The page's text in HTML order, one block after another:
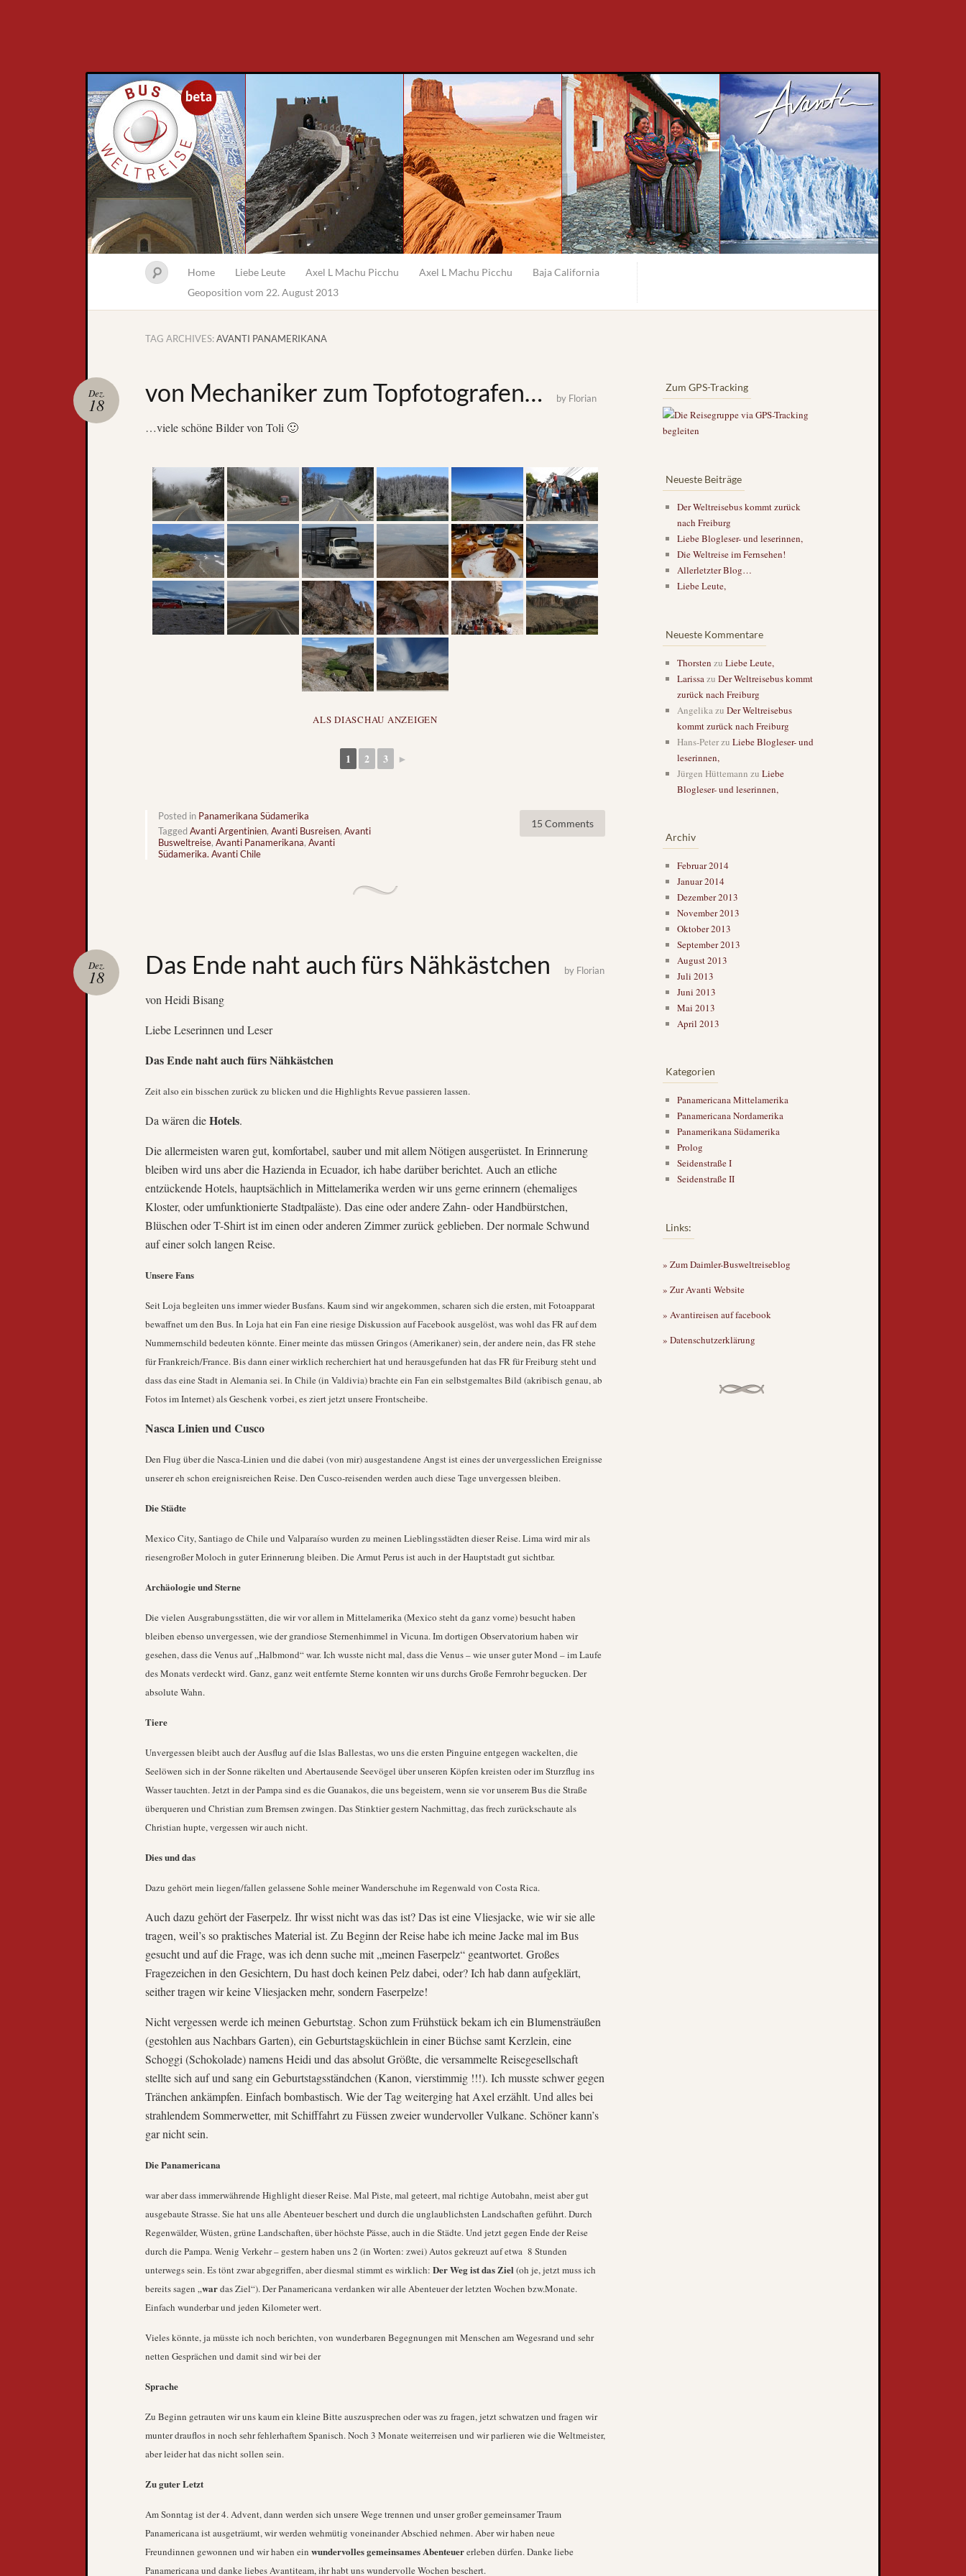
Home Liebe Leute Axel L Machu Picchu Axel L Machu Picchu
Baja California
Geoposition vom 22. August 2013
TAG ARCHIVES:AVANTI PANAMERIKANA
von Mechaniker zum Topfotografen…
Dez.
18 by Florian
…viele schöne Bilder von Toli 🙂
ALS DIASCHAU ANZEIGEN
1 2 3 ►
15 Comments
Posted in Panamerikana Südamerika
TaggedAvanti Argentinien, Avanti Busreisen, Avanti
Busweltreise, Avanti Panamerikana, Avanti
Südamerika. Avanti Chile
Das Ende naht auch fürs Nähkästchen
Dez.
18 by Florian
von Heidi Bisang
Liebe Leserinnen und Leser
Das Ende naht auch fürs Nähkästchen
Zeit also ein bisschen zurück zu blicken und die Highlights Revue passieren lassen.
Da wären dieHotels.
Die allermeisten waren gut, komfortabel, sauber und mit allem Nötigen ausgerüstet. In Erinnerung
bleiben wird uns aber die Hazienda in Ecuador, ich habe darüber berichtet. Auch an etliche
entzückende Hotels, hauptsächlich in Mittelamerika werden wir uns gerne erinnern (ehemaliges
Kloster, oder umfunktionierte Stadtpaläste). Das eine oder andere Zahn- oder Handbürstchen,
Blüschen oder T-Shirt ist im einen oder anderen Zimmer zurück geblieben. Der normale Schwund
auf einer solch langen Reise.
Unsere Fans
Seit Loja begleiten uns immer wieder Busfans. Kaum sind wir angekommen, scharen sich die ersten, mit Fotoapparat
bewaffnet um den Bus. In Loja hat ein Fan eine riesige Diskussion auf Facebook ausgelöst, was wohl das FR auf dem
Nummernschild bedeuten könnte. Einer meinte das müssen Gringos (Amerikaner) sein, der andere nein, das FR stehe
für Frankreich/France. Bis dann einer wirklich recherchiert hat und herausgefunden hat das FR für Freiburg steht und
dass das eine Stadt in Alemania sei. In Chile (in Valdivia) brachte ein Fan ein selbstgemaltes Bild (akribisch genau, ab
Fotos im Internet) als Geschenk vorbei, es ziert jetzt unsere Frontscheibe.
Nasca Linien und Cusco
Den Flug über die Nasca-Linien und die dabei (von mir) ausgestandene Angst ist eines der unvergesslichen Ereignisse
unserer eh schon ereignisreichen Reise. Den Cusco-reisenden werden auch diese Tage unvergessen bleiben.
Die Städte
Mexico City, Santiago de Chile und Valparaíso wurden zu meinen Lieblingsstädten dieser Reise. Lima wird mir als
riesengroßer Moloch in guter Erinnerung bleiben. Die Armut Perus ist auch in der Hauptstadt gut sichtbar.
Archäologie und Sterne
Die vielen Ausgrabungsstätten, die wir vor allem in Mittelamerika (Mexico steht da ganz vorne) besucht haben
bleiben ebenso unvergessen, wie der grandiose Sternenhimmel in Vicuna. Im dortigen Observatorium haben wir
gesehen, dass die Venus auf „Halbmond“ war. Ich wusste nicht mal, dass die Venus – wie unser guter Mond – im Laufe
des Monats verdeckt wird. Ganz, ganz weit entfernte Sterne konnten wir uns durchs Große Fernrohr begucken. Der
absolute Wahn.
Tiere
Unvergessen bleibt auch der Ausflug auf die Islas Ballestas, wo uns die ersten Pinguine entgegen wackelten, die
Seelöwen sich in der Sonne räkelten und Abertausende Seevögel über unseren Köpfen kreisten oder im Sturzflug ins
Wasser tauchten. Jetzt in der Pampa sind es die Guanakos, die uns begeistern, wenn sie vor unserem Bus die Straße
überqueren und Christian zum Bremsen zwingen. Das Stinktier gestern Nachmittag, das frech zurückschaute als
Christian hupte, vergessen wir auch nicht.
Dies und das
Dazu gehört mein liegen/fallen gelassene Sohle meiner Wanderschuhe im Regenwald von Costa Rica.
Auch dazu gehört der Faserpelz. Ihr wisst nicht was das ist? Das ist eine Vliesjacke, wie wir sie alle
tragen, weil’s so praktisches Material ist. Zu Beginn der Reise habe ich meine Jacke mal im Bus
gesucht und auf die Frage, was ich denn suche mit „meinen Faserpelz“ geantwortet. Großes
Fragezeichen in den Gesichtern, Du hast doch keinen Pelz dabei, oder? Ich hab dann aufgeklärt,
seither tragen wir keine Vliesjacken mehr, sondern Faserpelze!
Nicht vergessen werde ich meinen Geburtstag. Schon zum Frühstück bekam ich ein Blumensträußen
(gestohlen aus Nachbars Garten), ein Geburtstagsküchlein in einer Büchse samt Kerzlein, eine
Schoggi (Schokolade) namens Heidi und das absolut Größte, die versammelte Reisegesellschaft
stellte sich auf und sang ein Geburtstagsständchen (Kanon, vierstimmig !!!). Ich musste schwer gegen
Tränchen ankämpfen. Einfach bombastisch. Wie der Tag weiterging hat Axel erzählt. Und alles bei
strahlendem Sommerwetter, mit Schifffahrt zu Füssen zweier wundervoller Vulkane. Schöner kann’s
gar nicht sein.
Die Panamericana
war aber dass immerwährende Highlight dieser Reise. Mal Piste, mal geteert, mal richtige Autobahn, meist aber gut
ausgebaute Strasse. Sie hat uns alle Abenteuer beschert und durch die unglaublichsten Landschaften geführt. Durch
Regenwälder, Wüsten, grüne Landschaften, über höchste Pässe, auch in die Städte. Und jetzt gegen Ende der Reise
durch die Pampa. Wenig Verkehr – gestern haben uns 2 (in Worten: zwei) Autos gekreuzt auf etwa 8 Stunden
unterwegs sein. Es tönt zwar abgegriffen, aber diesmal stimmt es wirklich: Der Weg ist das Ziel (oh je, jetzt muss ich
bereits sagen „wardas Ziel“). Der Panamericana verdanken wir alle Abenteuer der letzten Wochen bzw.Monate.
Einfach wunderbar und jeden Kilometer wert.
Vieles könnte, ja müsste ich noch berichten, von wunderbaren Begegnungen mit Menschen am Wegesrand und sehr
netten Gesprächen und damit sind wir bei der
Sprache
Zu Beginn getrauten wir uns kaum ein kleine Bitte auszusprechen oder was zu fragen, jetzt schwatzen und fragen wir
munter drauflos in noch sehr fehlerhaftem Spanisch. Noch 3 Monate weiterreisen und wir parlieren wie die Weltmeister,
aber leider hat das nicht sollen sein.
Zu guter Letzt
Am Sonntag ist der 4. Advent, dann werden sich unsere Wege trennen und unser großer gemeinsamer Traum
Panamericana ist ausgeträumt, wir werden wehmütig voneinander Abschied nehmen. Aber wir haben neue
Freundinnen gewonnen und wir haben ein wundervolles gemeinsames Abenteuererleben dürfen. Danke liebe
Panamericana und danke liebes Avantiteam, ihr habt uns wundervolle Wochen beschert.
Zum GPS-Tracking
Neueste Beiträge
Der Weltreisebus kommt zurück
nach Freiburg
Liebe Blogleser- und leserinnen,
Die Weltreise im Fernsehen!
Allerletzter Blog…
Liebe Leute,
Neueste Kommentare
Thorsten zu Liebe Leute,
Larissazu Der Weltreisebus kommt
zurück nach Freiburg
Angelikazu Der Weltreisebus
kommt zurück nach Freiburg
Hans-Peterzu Liebe Blogleser- und
leserinnen,
Jürgen Hüttemann zu Liebe
Blogleser- und leserinnen,
Archiv
Februar 2014
Januar 2014
Dezember 2013
November 2013
Oktober 2013
September 2013
August 2013
Juli 2013
Juni 2013
Mai 2013
April 2013
Kategorien
Panamericana Mittelamerika
Panamericana Nordamerika
Panamerikana Südamerika
Prolog
Seidenstraße I
Seidenstraße II
Links:
» Zum Daimler-Busweltreiseblog
» Zur Avanti Website
» Avantireisen auf facebook
» Datenschutzerklärung